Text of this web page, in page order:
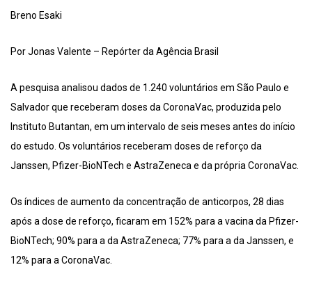
Breno Esaki
Por Jonas Valente – Repórter da Agência Brasil
A pesquisa analisou dados de 1.240 voluntários em São Paulo e
Salvador que receberam doses da CoronaVac, produzida pelo
Instituto Butantan, em um intervalo de seis meses antes do início
do estudo. Os voluntários receberam doses de reforço da
Janssen, Pfizer-BioNTech e AstraZeneca e da própria CoronaVac.
Os índices de aumento da concentração de anticorpos, 28 dias
após a dose de reforço, ficaram em 152% para a vacina da Pfizer-
BioNTech; 90% para a da AstraZeneca; 77% para a da Janssen, e
12% para a CoronaVac.